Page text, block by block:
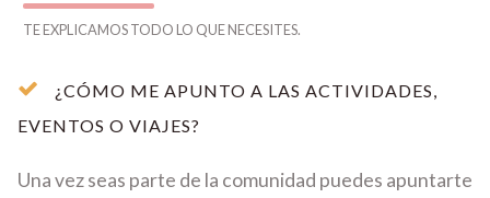
TE EXPLICAMOS TODO LO QUE NECESITES.
¿CÓMO ME APUNTO A LAS ACTIVIDADES,
EVENTOS O VIAJES?
Una vez seas parte de la comunidad puedes apuntarte